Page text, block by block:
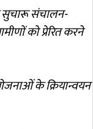
संचालन-
को प्रेरित करने
के क्रियान्वयन